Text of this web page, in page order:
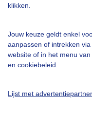
klikken.
Jouw keuze geldt enkel
aanpassen of intrekken
website of in het menu
en cookiebeleid
Lijst met
Buienradar Team
Privacy beleid
Privacy instellingen